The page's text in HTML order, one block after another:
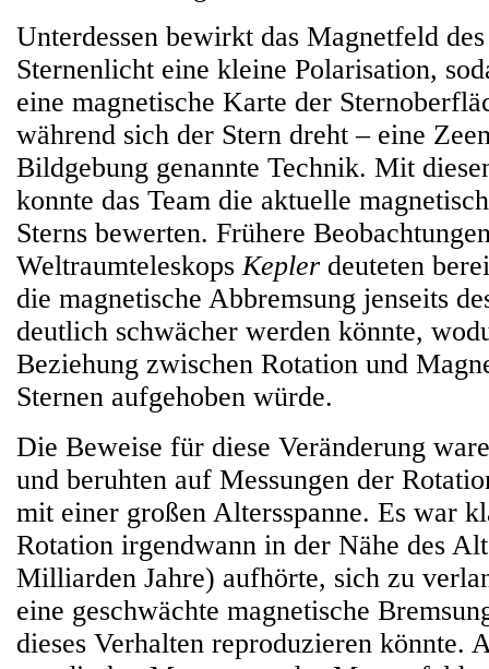
Unterdessen bewirkt das Magnetfeld
Sternenlicht eine kleine Polarisation,
eine magnetische Karte der
während sich der Stern dreht – eine
Bildgebung genannte Technik. Mit
konnte das Team die aktuelle
Sterns bewerten. Frühere
WeltraumteleskopsKepler deuteten
die magnetische Abbremsung jenseits
deutlich schwächer werden könnte,
Beziehung zwischen Rotation und
Sternen aufgehoben würde.
Die Beweise für diese Veränderung
und beruhten auf Messungen der
mit einer großen Altersspanne. Es war
Rotation irgendwann in der Nähe des
Milliarden Jahre) aufhörte, sich zu
eine geschwächte magnetische
dieses Verhalten reproduzieren könnte.